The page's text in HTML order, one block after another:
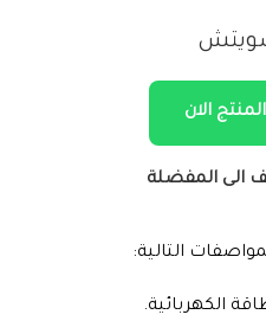
الان
الى المفضلة
التالية:
الكهربائية.